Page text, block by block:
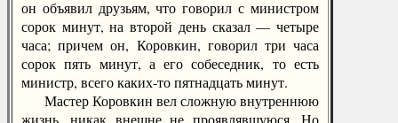
он объявил друзьям, что говорил с министром
сорок минут, на второй день сказал — четыре
часа; причем он, Коровкин, говорил три часа
сорок пять минут, а его собеседник, то есть
министр, всего каких-то пятнадцать минут.
Мастер Коровкин вел сложную внутреннюю
жизнь, никак внешне не проявлявшуюся. Но